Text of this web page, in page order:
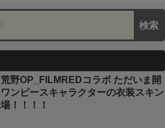
荒野OP_FILMREDコラボ ただいま開
ンピースキャラクターの衣装スキン
！！！！